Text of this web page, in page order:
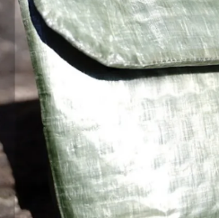
チャレンジ
化